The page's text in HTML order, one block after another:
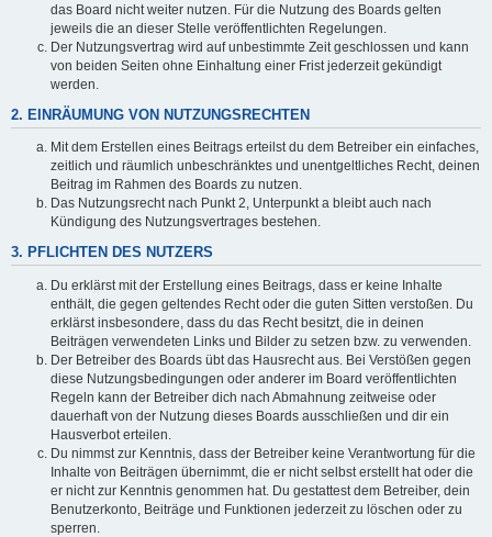
das Board nicht weiter nutzen. Für die Nutzung des Boards gelten
jeweils die an dieser Stelle veröffentlichten Regelungen.
Der Nutzungsvertrag wird auf unbestimmte Zeit geschlossen und kann
von beiden Seiten ohne Einhaltung einer Frist jederzeit gekündigt
werden.
2. EINRÄUMUNG VON NUTZUNGSRECHTEN
Mit dem Erstellen eines Beitrags erteilst du dem Betreiber ein einfaches,
zeitlich und räumlich unbeschränktes und unentgeltliches Recht, deinen
Beitrag im Rahmen des Boards zu nutzen.
Das Nutzungsrecht nach Punkt 2, Unterpunkt a bleibt auch nach
Kündigung des Nutzungsvertrages bestehen.
3. PFLICHTEN DES NUTZERS
Du erklärst mit der Erstellung eines Beitrags, dass er keine Inhalte
enthält, die gegen geltendes Recht oder die guten Sitten verstoßen. Du
erklärst insbesondere, dass du das Recht besitzt, die in deinen
Beiträgen verwendeten Links und Bilder zu setzen bzw. zu verwenden.
Der Betreiber des Boards übt das Hausrecht aus. Bei Verstößen gegen
diese Nutzungsbedingungen oder anderer im Board veröffentlichten
Regeln kann der Betreiber dich nach Abmahnung zeitweise oder
dauerhaft von der Nutzung dieses Boards ausschließen und dir ein
Hausverbot erteilen.
Du nimmst zur Kenntnis, dass der Betreiber keine Verantwortung für die
Inhalte von Beiträgen übernimmt, die er nicht selbst erstellt hat oder die
er nicht zur Kenntnis genommen hat. Du gestattest dem Betreiber, dein
Benutzerkonto, Beiträge und Funktionen jederzeit zu löschen oder zu
sperren.